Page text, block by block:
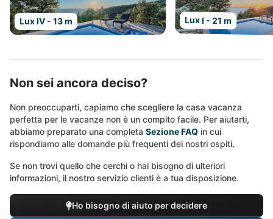
Lux IV - 13 m Lux I - 21 m
Non sei ancora deciso?
Non preoccuparti, capiamo che scegliere la casa vacanza
perfetta per le vacanze non è un compito facile. Per aiutarti,
abbiamo preparato una completa Sezione FAQ in cui
rispondiamo alle domande più frequenti dei nostri ospiti.
Se non trovi quello che cerchi o hai bisogno di ulteriori
informazioni, il nostro servizio clienti è a tua disposizione.
Ho bisogno di aiuto per decidere